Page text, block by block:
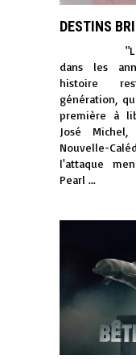
DESTINS
"La
dans les
histoire
génération,
première à
José
Nouvelle-
l'attaque
Pearl ...